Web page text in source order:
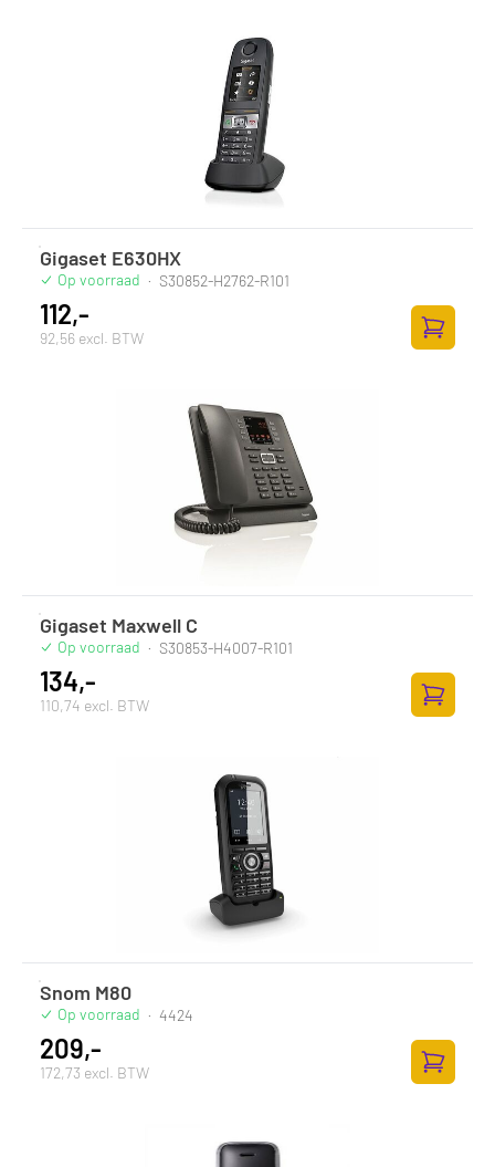
Gigaset E630HX
Op voorraad · S30852-H2762-R101
112,-
92,56 excl. BTW
Zum
Gigaset Maxwell C
Op voorraad · S30853-H4007-R101
134,-
110,74 excl. BTW
Zum
Snom M80
Op voorraad · 4424
209,-
172,73 excl. BTW
Zum